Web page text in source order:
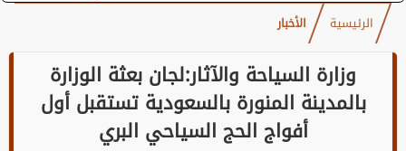
الرئيسية الأخبار
وزارة السياحة والآثار:لجان بعثة الوزارة
بالمدينة المنورة بالسعودية تستقبل أول
أفواج الحج السياحي البري